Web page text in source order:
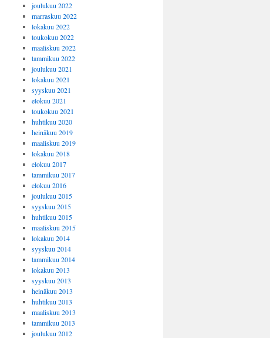
joulukuu 2022
marraskuu 2022
lokakuu 2022
toukokuu 2022
maaliskuu 2022
tammikuu 2022
joulukuu 2021
lokakuu 2021
syyskuu 2021
elokuu 2021
toukokuu 2021
huhtikuu 2020
heinäkuu 2019
maaliskuu 2019
lokakuu 2018
elokuu 2017
tammikuu 2017
elokuu 2016
joulukuu 2015
syyskuu 2015
huhtikuu 2015
maaliskuu 2015
lokakuu 2014
syyskuu 2014
tammikuu 2014
lokakuu 2013
syyskuu 2013
heinäkuu 2013
huhtikuu 2013
maaliskuu 2013
tammikuu 2013
joulukuu 2012